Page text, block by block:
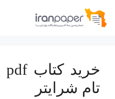
تام شرایتر